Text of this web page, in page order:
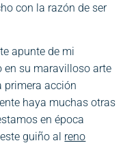
con la razón de ser
apunte de mi
en su maravilloso arte
primera acción
haya muchas otras
en época
guiño al reno